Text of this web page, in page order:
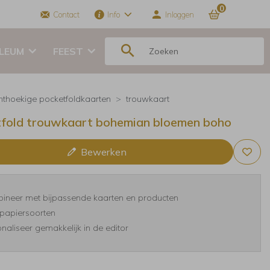
Contact Info Inloggen
0
FEEST
pocketfoldkaarten trouwkaart
trouwkaart bohemian bloemen boho
Bewerken
met bijpassende kaarten en producten
gemakkelijk in de editor